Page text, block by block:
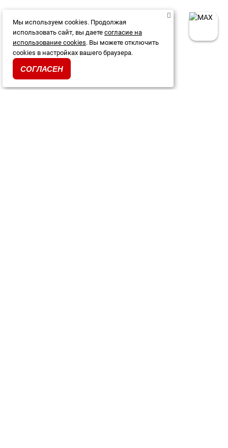
Мы используем cookies. Продолжая
использовать сайт, вы даете согласие на
использование cookies. Вы можете отключить
cookies в настройках вашего браузера.
СОГЛАСЕН